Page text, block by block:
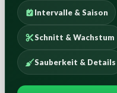
Intervalle & Saison
Schnitt & Wachstum
Sauberkeit & Details